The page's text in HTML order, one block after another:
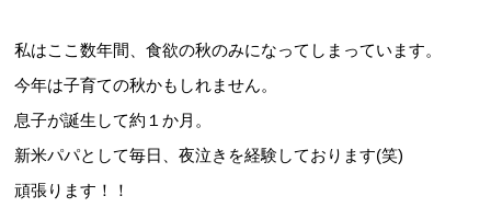
私はここ数年間、食欲の秋のみになってしまっています。
今年は子育ての秋かもしれません。
息子が誕生して約１か月。
新米パパとして毎日、夜泣きを経験しております(笑)
頑張ります！！